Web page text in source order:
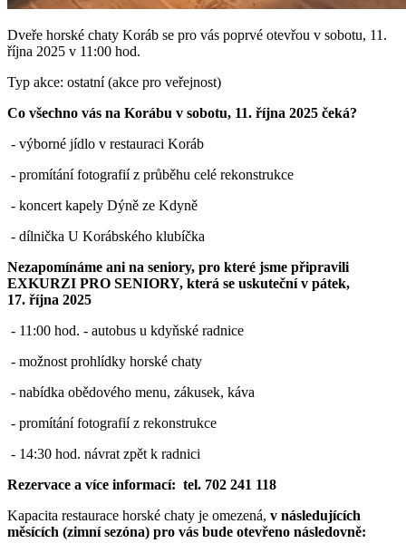
Dveře horské chaty Koráb se pro vás poprvé otevřou v sobotu, 11.
října 2025 v 11:00 hod.
Typ akce: ostatní (akce pro veřejnost)
Co všechno vás na Korábu v sobotu, 11. října 2025 čeká?
- výborné jídlo v restauraci Koráb
- promítání fotografií z průběhu celé rekonstrukce
- koncert kapely Dýně ze Kdyně
- dílnička U Korábského klubíčka
Nezapomínáme ani na seniory, pro které jsme připravili
EXKURZI PRO SENIORY, která se uskuteční v pátek,
17. října 2025
- 11:00 hod. - autobus u kdyňské radnice
- možnost prohlídky horské chaty
- nabídka obědového menu, zákusek, káva
- promítání fotografií z rekonstrukce
- 14:30 hod. návrat zpět k radnici
Rezervace a více informací: tel. 702 241 118
Kapacita restaurace horské chaty je omezená, v následujících
měsících (zimní sezóna) pro vás bude otevřeno následovně: